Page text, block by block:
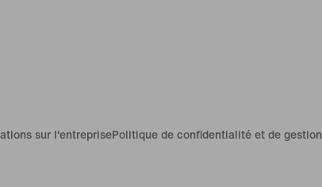
sur l'entreprisePolitique de confidentialité et de